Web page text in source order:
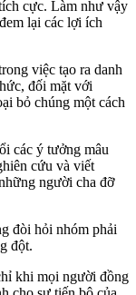
cực. Làm như vậy
lại các lợi ích
việc tạo ra danh
đối mặt với
bỏ chúng một cách
các ý tưởng mâu
cứu và viết
người cha đỡ
đòi hỏi nhóm phải
đột.
khi mọi người đồng